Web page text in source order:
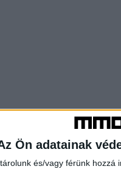
Ön adatainak
és/vagy férünk